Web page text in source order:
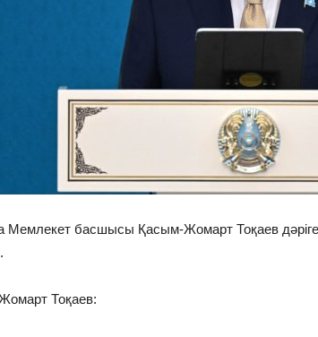
басшысы Қасым-Жомарт Тоқаев
Тоқаев: